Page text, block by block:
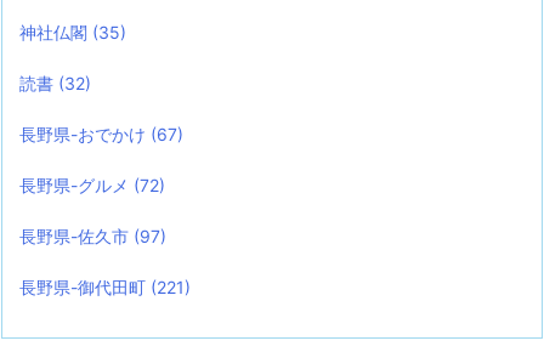
神社仏閣 (35)
読書 (32)
長野県-おでかけ (67)
長野県-グルメ (72)
長野県-佐久市 (97)
長野県-御代田町 (221)